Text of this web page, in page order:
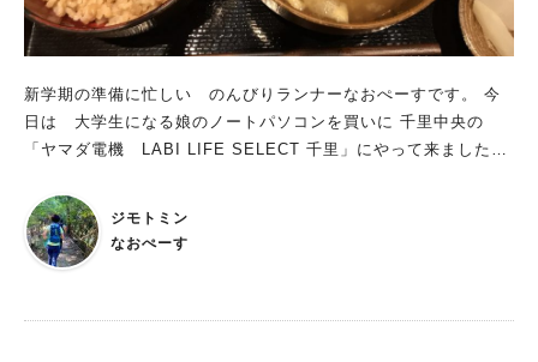
新学期の準備に忙しい のんびりランナーなおぺーすです。 今
日は 大学生になる娘のノートパソコンを買いに 千里中央の
「ヤマダ電機 LABI LIFE SELECT 千里」にやって来ました。
もらおうと店員さんを捕まえるのも一苦労。。 一家に一台と思
っていたパソコンも 今や 一人一台の時代になったのだなあと
つくづく感心してしまいました。
ジモトミン
なおぺーす